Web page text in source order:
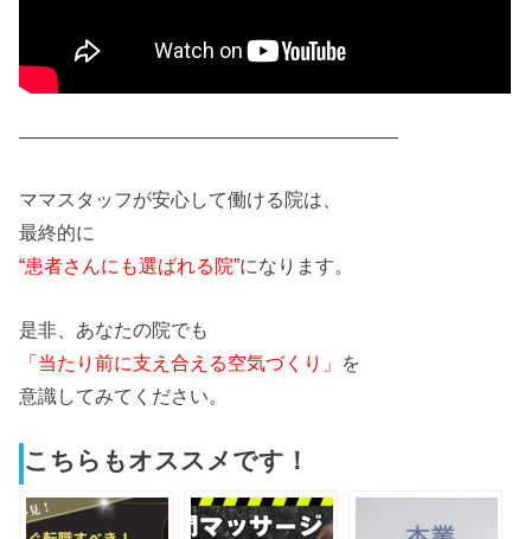
――――――――――――――――――――
ママスタッフが安心して働ける院は、
最終的に
“患者さんにも選ばれる院”になります。
是非、あなたの院でも
「当たり前に支え合える空気づくり」 を
意識してみてください。
こちらもオススメです！